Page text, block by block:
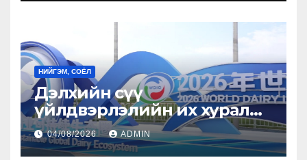
НИЙГЭМ, СОЁЛ
Дэлхийн сүү
үйлдвэрлэлийн их хурал
болж байна
04/08/2026 ADMIN